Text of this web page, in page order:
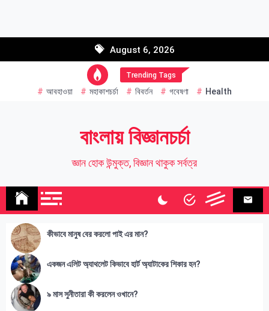
August 6, 2026
Trending Tags
আবহাওয়া মহাকাশচর্চা বিবর্তন গবেষণা Health
বাংলায় বিজ্ঞানচর্চা
জ্ঞান হোক উন্মুক্ত, বিজ্ঞান থাকুক সর্বত্র
কীভাবে মানুষ বের করলো পাই এর মান?
একজন এলিট অ্যাথলেট কিভাবে হার্ট অ্যাটাকের শিকার হন?
৯ মাস সুনীতারা কী করলেন ওখানে?